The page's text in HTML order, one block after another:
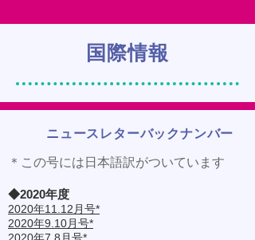
国際情報
ニュースレターバックナンバー
＊この号には日本語訳がついています
​◆2020年度
2020年11.12月号*
2020年9.10月号*